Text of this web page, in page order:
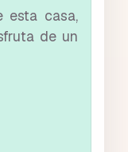
esta casa,
de un